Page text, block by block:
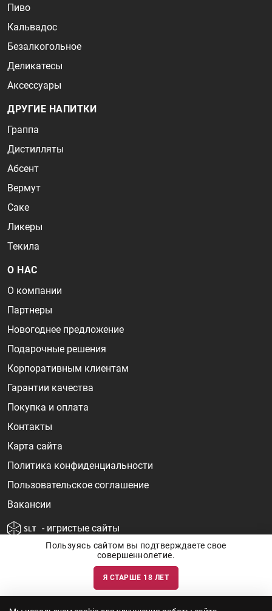
Пиво
Кальвадос
Безалкогольное
Деликатесы
Аксессуары
ДРУГИЕ НАПИТКИ
Граппа
Дистилляты
Абсент
Вермут
Саке
Ликеры
Текила
О НАС
О компании
Партнеры
Новогоднее предложение
Подарочные решения
Корпоративным клиентам
Гарантии качества
Покупка и оплата
Контакты
Карта сайта
Политика конфиденциальности
Пользовательское соглашение
Вакансии
- игристые сайты
Информация о ценах и наличии товаров носит ознакомительный
характер и может быть не точной. Цены на импортные товары особенно
актуальности наличия товаров и цен вы так же можете уточнить по
Пользуясь сайтом вы подтверждаете свое
совершеннолетие.
Я СТАРШЕ 18 ЛЕТ